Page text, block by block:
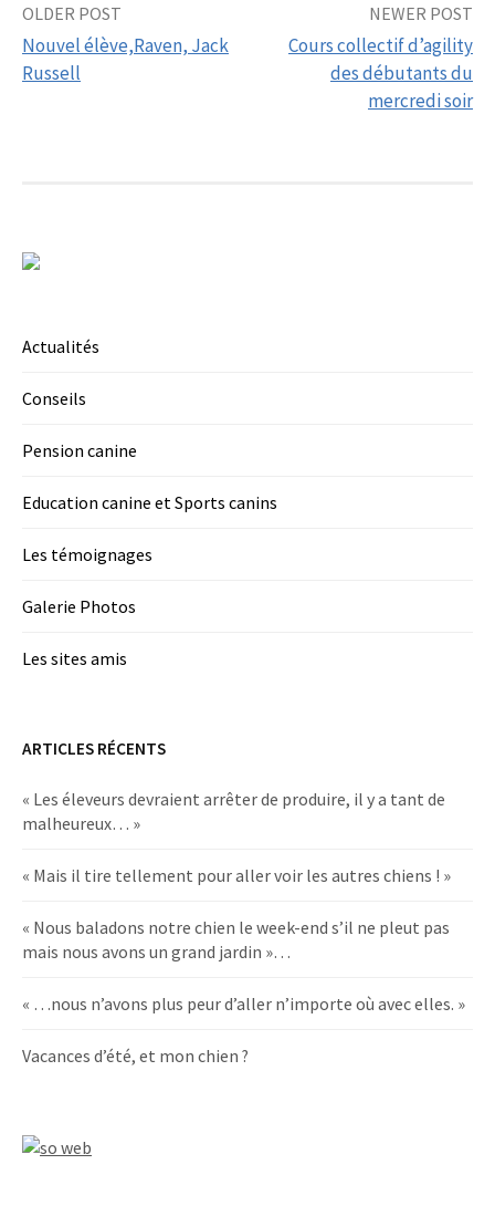
Post
navigation
OLDER POST
Nouvel élève,Raven, Jack
Russell
NEWER POST
Cours collectif d’agility
des débutants du
mercredi soir
Actualités
Conseils
Pension canine
Education canine et Sports canins
Les témoignages
Galerie Photos
Les sites amis
ARTICLES RÉCENTS
« Les éleveurs devraient arrêter de produire, il y a tant de
malheureux… »
« Mais il tire tellement pour aller voir les autres chiens ! »
« Nous baladons notre chien le week-end s’il ne pleut pas
mais nous avons un grand jardin »…
« …nous n’avons plus peur d’aller n’importe où avec elles. »
Vacances d’été, et mon chien ?